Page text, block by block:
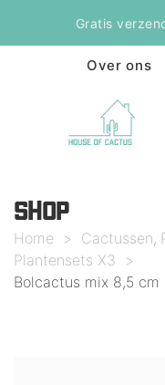
Gratis
Over ons
SHOP
Home > Cactussen,
Plantensets X3
>
Bolcactus mix 8,5